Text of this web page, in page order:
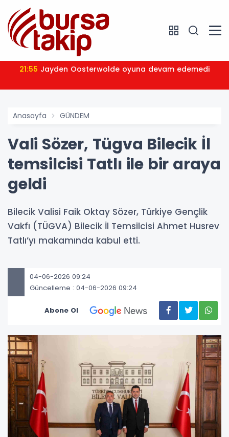
21:55 Jayden Oosterwolde oyuna devam edemedi
Anasayfa GÜNDEM
Vali Sözer, Tügva Bilecik İl
temsilcisi Tatlı ile bir araya
geldi
Bilecik Valisi Faik Oktay Sözer, Türkiye Gençlik
Vakfı (TÜGVA) Bilecik İl Temsilcisi Ahmet Husrev
Tatlı’yı makamında kabul etti.
04-06-2026 09:24
Güncelleme : 04-06-2026 09:24
Abone Ol